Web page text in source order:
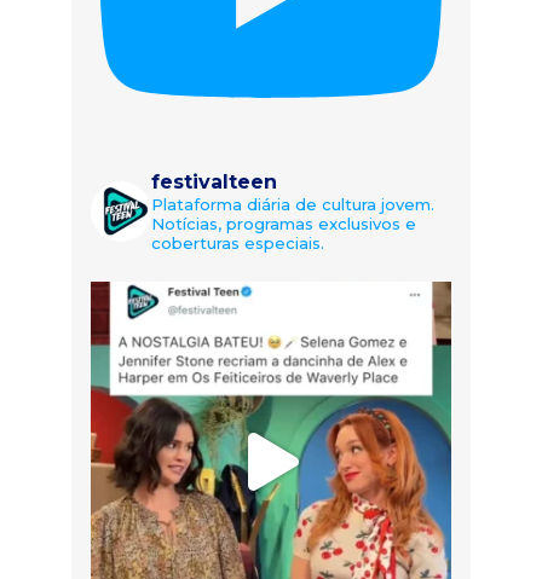
festivalteen
Plataforma diária de cultura jovem.
Notícias, programas exclusivos e
coberturas especiais.